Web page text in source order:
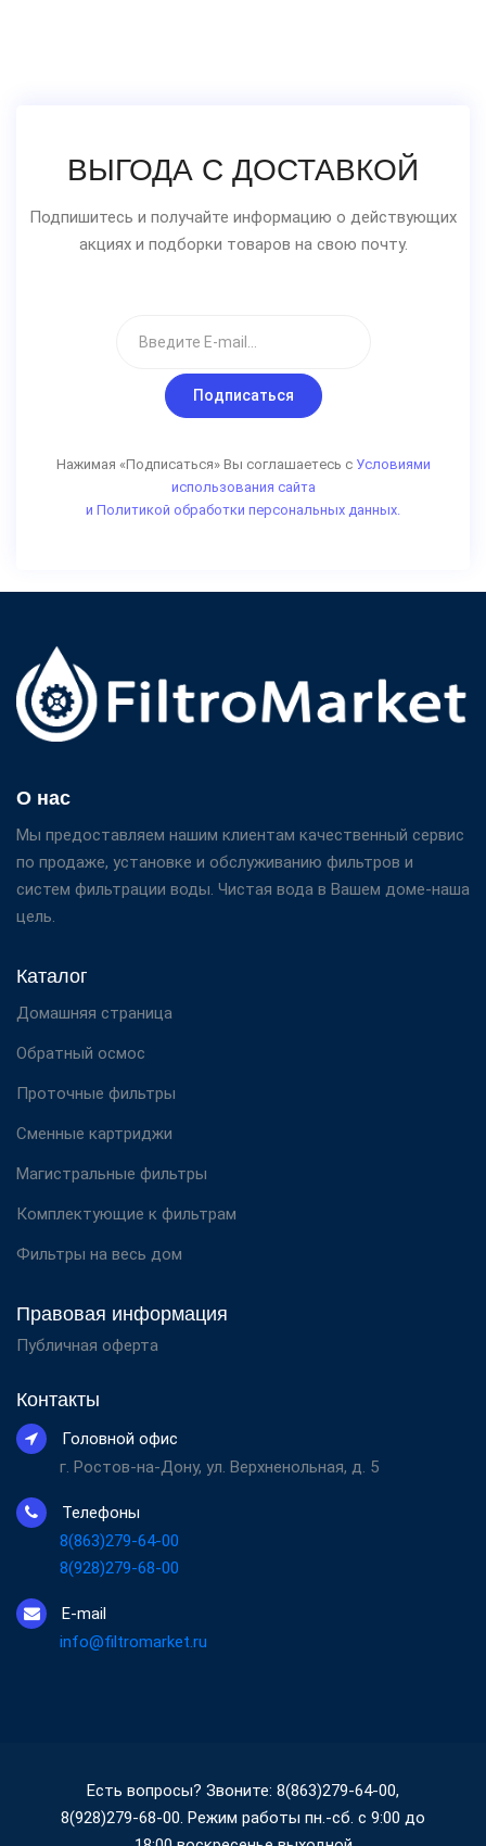
ВЫГОДА С ДОСТАВКОЙ
Подпишитесь и получайте информацию о действующих
акциях и подборки товаров на свою почту.
Подписаться
Нажимая «Подписаться» Вы соглашаетесь с Условиями
использования сайта
и Политикой обработки персональных данных.
О нас
Мы предоставляем нашим клиентам качественный сервис
по продаже, установке и обслуживанию фильтров и
систем фильтрации воды. Чистая вода в Вашем доме-наша
цель.
Каталог
Домашняя страница
Обратный осмос
Проточные фильтры
Сменные картриджи
Магистральные фильтры
Комплектующие к фильтрам
Фильтры на весь дом
Правовая информация
Публичная оферта
Контакты
Головной офис
г. Ростов-на-Дону, ул. Верхненольная, д. 5
Телефоны
8(863)279-64-00
8(928)279-68-00
E-mail
info@filtromarket.ru
Есть вопросы? Звоните: 8(863)279-64-00,
8(928)279-68-00. Режим работы пн.-сб. с 9:00 до